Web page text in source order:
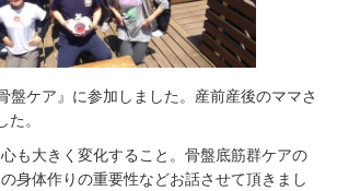
盤ケア』に参加しました。産前産後のママさ
。
も大きく変化すること。骨盤底筋群ケアの
身体作りの重要性などお話させて頂きまし